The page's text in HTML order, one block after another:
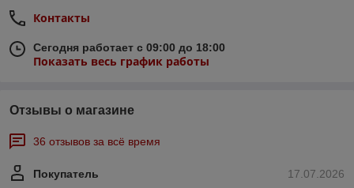
Контакты
Сегодня работает с 09:00 до 18:00
Показать весь график работы
Отзывы о магазине
36 отзывов за всё время
17.07.2026
Покупатель